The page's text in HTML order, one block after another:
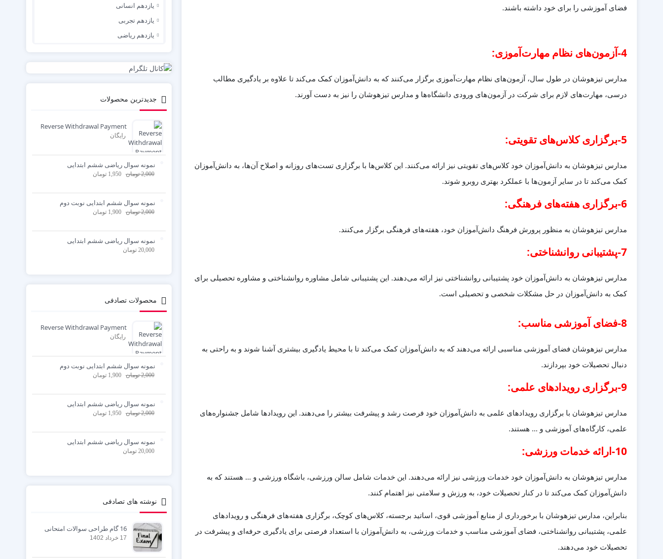
فضای آموزشی را برای خود داشته باشند.
4-آزمون‌های نظام مهارت‌آموزی:
مدارس تیزهوشان در طول سال، آزمون‌های نظام مهارت‌آموزی برگزار می‌کنند که به دانش‌آموزان کمک می‌کند تا علاوه بر یادگیری مطالب
درسی، مهارت‌های لازم برای شرکت در آزمون‌های ورودی دانشگاه‌ها و مدارس تیزهوشان را نیز به دست آورند.
5-برگزاری کلاس‌های تقویتی:
مدارس تیزهوشان به دانش‌آموزان خود کلاس‌های تقویتی نیز ارائه می‌کنند. این کلاس‌ها با برگزاری تست‌های روزانه و اصلاح آن‌ها، به دانش‌آموزان
کمک می‌کند تا در سایر آزمون‌ها با عملکرد بهتری روبرو شوند.
6-برگزاری هفته‌های فرهنگی:
مدارس تیزهوشان به منظور پرورش فرهنگ دانش‌آموزان خود، هفته‌های فرهنگی برگزار می‌کنند.
7-پشتیبانی روانشناختی:
مدارس تیزهوشان به دانش‌آموزان خود پشتیبانی روانشناختی نیز ارائه می‌دهند. این پشتیبانی شامل مشاوره روانشناختی و مشاوره تحصیلی برای
کمک به دانش‌آموزان در حل مشکلات شخصی و تحصیلی است.
8-فضای آموزشی مناسب:
مدارس تیزهوشان فضای آموزشی مناسبی ارائه می‌دهند که به دانش‌آموزان کمک می‌کند تا با محیط یادگیری بیشتری آشنا شوند و به راحتی به
دنبال تحصیلات خود بپردازند.
9-برگزاری رویدادهای علمی:
مدارس تیزهوشان با برگزاری رویدادهای علمی به دانش‌آموزان خود فرصت رشد و پیشرفت بیشتر را می‌دهند. این رویدادها شامل جشنواره‌های
علمی، کارگاه‌های آموزشی و … هستند.
10-ارائه خدمات ورزشی:
مدارس تیزهوشان به دانش‌آموزان خود خدمات ورزشی نیز ارائه می‌دهند. این خدمات شامل سالن ورزشی، باشگاه ورزشی و … هستند که به
دانش‌آموزان کمک می‌کند تا در کنار تحصیلات خود، به ورزش و سلامتی نیز اهتمام کنند.
بنابراین، مدارس تیزهوشان با برخورداری از منابع آموزشی قوی، اساتید برجسته، کلاس‌های کوچک، برگزاری هفته‌های فرهنگی و رویدادهای
علمی، پشتیبانی روانشناختی، فضای آموزشی مناسب و خدمات ورزشی، به دانش‌آموزان با استعداد فرصتی برای یادگیری حرفه‌ای و پیشرفت در
تحصیلات خود می‌دهند.
یازدهم انسانی
یازدهم تجربی
یازدهم ریاضی
جدیدترین محصولات
Reverse Withdrawal Payment
رایگان
نمونه سوال ریاضی ششم ابتدایی
2,000 تومان 1,950 تومان
نمونه سوال ششم ابتدایی نوبت دوم
2,000 تومان 1,900 تومان
نمونه سوال ریاضی ششم ابتدایی
20,000 تومان
محصولات تصادفی
Reverse Withdrawal Payment
رایگان
نمونه سوال ششم ابتدایی نوبت دوم
2,000 تومان 1,900 تومان
نمونه سوال ریاضی ششم ابتدایی
2,000 تومان 1,950 تومان
نمونه سوال ریاضی ششم ابتدایی
20,000 تومان
نوشته های تصادفی
16 گام طراحی سوالات امتحانی
17 خرداد 1402